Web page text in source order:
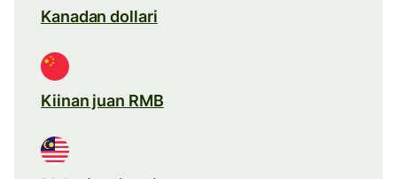
Kanadan dollari
Kiinan juan RMB